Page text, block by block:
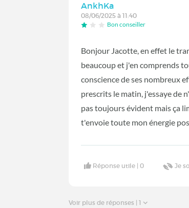
AnkhKa
08/06/2025 à 11:40
Bon conseiller
Bonjour Jacotte, en effet le
beaucoup et j'en comprends
conscience de ses nombreux
prescrits le matin, j'essaye de
pas toujours évident mais ça
t'envoie toute mon énergie
Réponse utile |0 Je
Voir plus de réponses | 1